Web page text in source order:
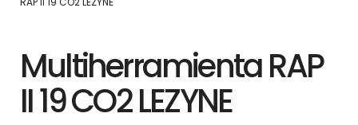
Multiherramienta RAP
II 19 CO2 LEZYNE